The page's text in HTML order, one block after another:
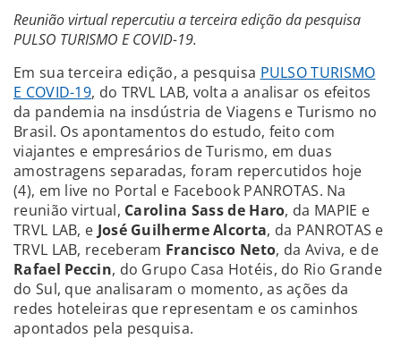
Reunião virtual repercutiu a terceira edição da pesquisa
PULSO TURISMO E COVID-19.
Em sua terceira edição, a pesquisa PULSO TURISMO
E COVID-19, do TRVL LAB, volta a analisar os efeitos
da pandemia na insdústria de Viagens e Turismo no
Brasil. Os apontamentos do estudo, feito com
viajantes e empresários de Turismo, em duas
amostragens separadas, foram repercutidos hoje
(4), em live no Portal e Facebook PANROTAS. Na
reunião virtual, Carolina Sass de Haro, da MAPIE e
TRVL LAB, e José Guilherme Alcorta, da PANROTAS e
TRVL LAB, receberam Francisco Neto, da Aviva, e de
Rafael Peccin, do Grupo Casa Hotéis, do Rio Grande
do Sul, que analisaram o momento, as ações da
redes hoteleiras que representam e os caminhos
apontados pela pesquisa.